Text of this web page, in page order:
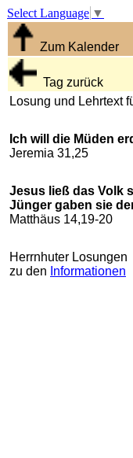
Select Language ▼
Zum Kalender
Tag zurück
Losung und Lehrtext
Ich will die Müden
Jeremia 31,25
Jesus ließ das Volk
Jünger gaben sie
Matthäus 14,19-20
Herrnhuter Losungen
zu den Informationen